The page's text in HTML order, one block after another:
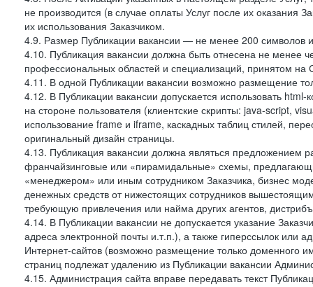
не производится (в случае оплаты Услуг после их оказания
их использования Заказчиком.
4.9. Размер Публикации вакансии — не менее 200 символов
4.10. Публикация вакансии должна быть отнесена не менее
профессиональных областей и специализаций, принятом на
4.11. В одной Публикации вакансии возможно размещение
4.12. В Публикации вакансии допускается использовать
на стороне пользователя (клиентские скрипты: java-script,
использование frame и iframe, каскадных таблиц стилей,
оригинальный дизайн страницы.
4.13. Публикация вакансии должна являться
франчайзинговые или «пирамидальные» схемы,
«менеджером» или иным сотрудником Заказчика, бизнес
денежных средств от нижестоящих сотрудников
требующую привлечения или найма других агентов,
4.14. В Публикации вакансии не допускается указание
адреса электронной почты и.т.п.), а также гиперссылок или
Интернет-сайтов (возможно размещение только доменного
страниц подлежат удалению из Публикации вакансии
4.15. Администрация сайта вправе передавать текст